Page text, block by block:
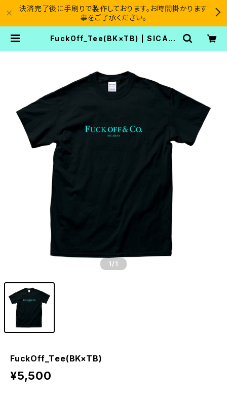
決済完了後に手刷りで製作しております。お時間掛かります
事をご了承ください。
FuckOff_Tee(BK×TB) | SICARI
1 /1
FuckOff_Tee(BK×TB)
¥5,500